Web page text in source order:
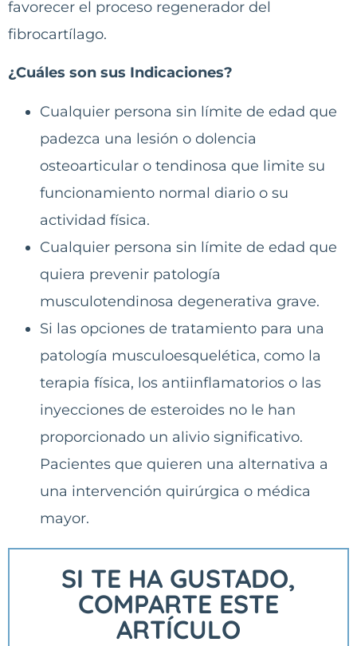
favorecer el proceso regenerador del
fibrocartílago.
¿Cuáles son sus Indicaciones?
Cualquier persona sin límite de edad que
padezca una lesión o dolencia
osteoarticular o tendinosa que limite su
funcionamiento normal diario o su
actividad física.
Cualquier persona sin límite de edad que
quiera prevenir patología
musculotendinosa degenerativa grave.
Si las opciones de tratamiento para una
patología musculoesquelética, como la
terapia física, los antiinflamatorios o las
inyecciones de esteroides no le han
proporcionado un alivio significativo.
Pacientes que quieren una alternativa a
una intervención quirúrgica o médica
mayor.
SI TE HA GUSTADO,
COMPARTE ESTE
ARTÍCULO